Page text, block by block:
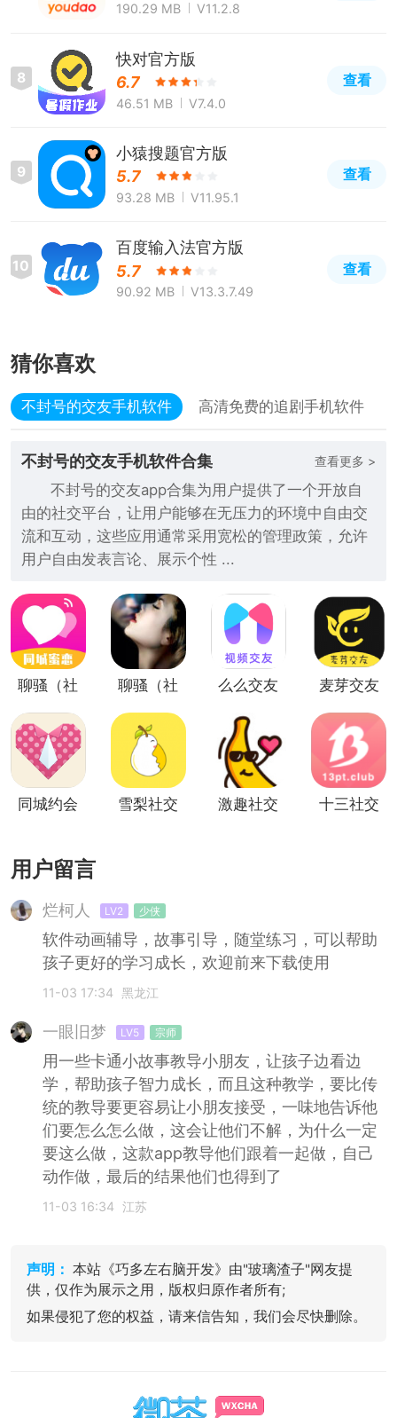
190.29 MB V11.2.8
8
快对官方版
6.7
46.51 MB V7.4.0
查看
9
小猿搜题官方版
5.7
93.28 MB V11.95.1
查看
10
百度输入法官方版
5.7
90.92 MB V13.3.7.49
查看
猜你喜欢
不封号的交友手机软件 高清免费的追剧手机软件
不封号的交友手机软件合集 查看更多 >
不封号的交友app合集为用户提供了一个开放自
由的社交平台，让用户能够在无压力的环境中自由交
流和互动，这些应用通常采用宽松的管理政策，允许
用户自由发表言论、展示个性 ...
聊骚（社
聊骚（社
么么交友
友）
麦芽交友
同城约会
雪梨社交
激趣社交
十三社交
用户留言
烂柯人 LV2 少侠
软件动画辅导，故事引导，随堂练习，可以帮助
孩子更好的学习成长，欢迎前来下载使用
11-03 17:34 黑龙江
一眼旧梦 LV5 宗师
用一些卡通小故事教导小朋友，让孩子边看边
学，帮助孩子智力成长，而且这种教学，要比传
统的教导要更容易让小朋友接受，一味地告诉他
们要怎么怎么做，这会让他们不解，为什么一定
要这么做，这款app教导他们跟着一起做，自己
动作做，最后的结果他们也得到了
11-03 16:34 江苏
声明： 本站《巧多左右脑开发》由"玻璃渣子"网友提
供，仅作为展示之用，版权归原作者所有;
如果侵犯了您的权益，请来信告知，我们会尽快删除。